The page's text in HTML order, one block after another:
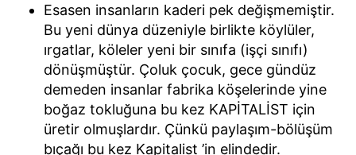
Esasen insanların kaderi pek değişmemiştir.
Bu yeni dünya düzeniyle birlikte köylüler,
ırgatlar, köleler yeni bir sınıfa (işçi sınıfı)
dönüşmüştür. Çoluk çocuk, gece gündüz
demeden insanlar fabrika köşelerinde yine
boğaz tokluğuna bu kez KAPİTALİST için
üretir olmuşlardır. Çünkü paylaşım-bölüşüm
bıçağı bu kez Kapitalist ’in elindedir.